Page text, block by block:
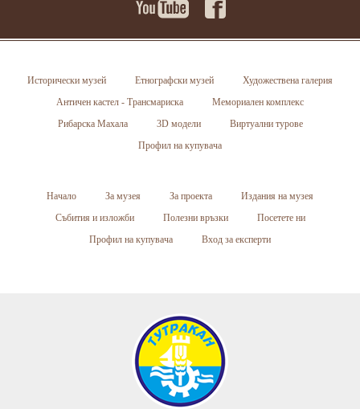
Исторически музей Етнографски музей
Художествена галерия
Античен кастел - Трансмариска
Мемориален комплекс
Рибарска Махала
3D модели
Виртуални турове
Профил на купувача
Начало За музея За проекта
Издания на музея
Събития и изложби
Полезни връзки
Посетете ни
Профил на купувача
Вход за експерти